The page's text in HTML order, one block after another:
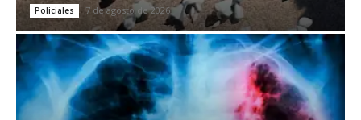
Policiales 7 de agosto de 2026